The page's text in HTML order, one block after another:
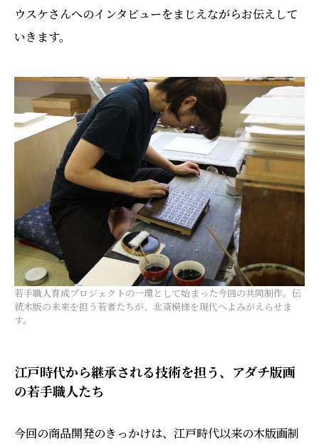
ウスケさんへのインタビューをまじえながらお伝えして
いきます。
若手職人育成プロジェクトの一環として始まった今回の共同制作。伝
統木版の未来を担う若者たちが、北斎模様を現代へよみがえらせま
す。
江戸時代から継承される技術を担う、アダチ版画
の若手職人たち
今回の商品開発のきっかけは、江戸時代以来の木版画制